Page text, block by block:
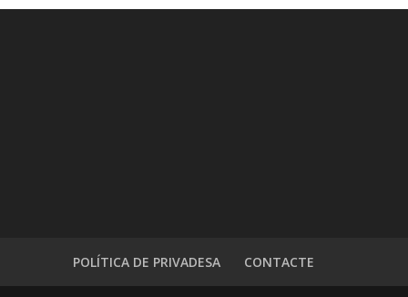
POLÍTICA DE PRIVADESA CONTACTE